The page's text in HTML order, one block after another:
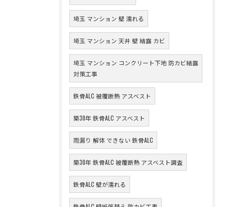
埼玉 マンション 壁 濡れる
埼玉 マンション 天井 壁 結露 カビ
埼玉 マンション コンクリート下地 防カビ結露
対策工事
鉄骨ALC 被覆断熱 アスベスト
築30年 鉄骨ALC アスベスト
雨漏り 解体 できない 鉄骨ALC
築30年 鉄骨ALC 被覆断熱 アスベスト調査
鉄骨ALC 壁が濡れる